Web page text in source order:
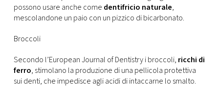
possono usare anche come dentifricio naturale,
mescolandone un paio con un pizzico di bicarbonato.
Broccoli
Secondo l’European Journal of Dentistry i broccoli, ricchi di
ferro, stimolano la produzione di una pellicola protettiva
sui denti, che impedisce agli acidi di intaccarne lo smalto.